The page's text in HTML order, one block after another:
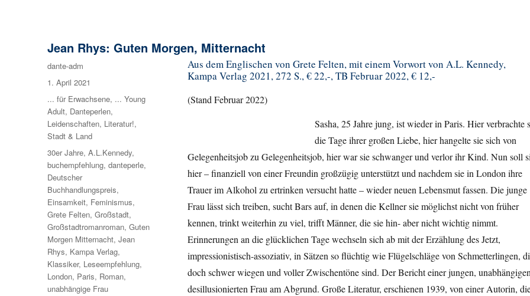
Jean Rhys: Guten Morgen, Mitternacht
Aus dem Englischen von Grete Felten, mit einem Vorwort von A.L. Kennedy,
Kampa Verlag 2021, 272 S., € 22,-, TB Februar 2022, € 12,-
(Stand Februar 2022)
Sasha, 25 Jahre jung, ist wieder in Paris. Hier verbrachte
die Tage ihrer großen Liebe, hier hangelte sie sich von
Gelegenheitsjob zu Gelegenheitsjob, hier war sie schwanger und verlor ihr Kind. Nun soll
hier – finanziell von einer Freundin großzügig unterstützt und nachdem sie in London ihre
Trauer im Alkohol zu ertrinken versucht hatte – wieder neuen Lebensmut fassen. Die junge
Frau lässt sich treiben, sucht Bars auf, in denen die Kellner sie möglichst nicht von früher
kennen, trinkt weiterhin zu viel, trifft Männer, die sie hin- aber nicht wichtig nimmt.
Erinnerungen an die glücklichen Tage wechseln sich ab mit der Erzählung des Jetzt,
impressionistisch-assoziativ, in Sätzen so flüchtig wie Flügelschläge von Schmetterlingen,
doch schwer wiegen und voller Zwischentöne sind. Der Bericht einer jungen,
desillusionierten Frau am Abgrund. Große Literatur, erschienen 1939, von einer Autorin,
Autor
dante-adm
Veröffentlicht
am
1. April 2021
Kategorien
... für Erwachsene, ... Young
Adult, Danteperlen,
Leidenschaften, Literatur!,
Stadt & Land
Schlagwörter
30er Jahre,A.L.Kennedy,
buchempfehlung,danteperle,
Deutscher
Buchhandlungspreis,
Einsamkeit, Feminismus,
Grete Felten,Großstadt,
Großstadtromanroman,Guten
Morgen Mitternacht,Jean
Rhys, Kampa Verlag,
Klassiker, Leseempfehlung,
London, Paris, Roman,
unabhängige Frau